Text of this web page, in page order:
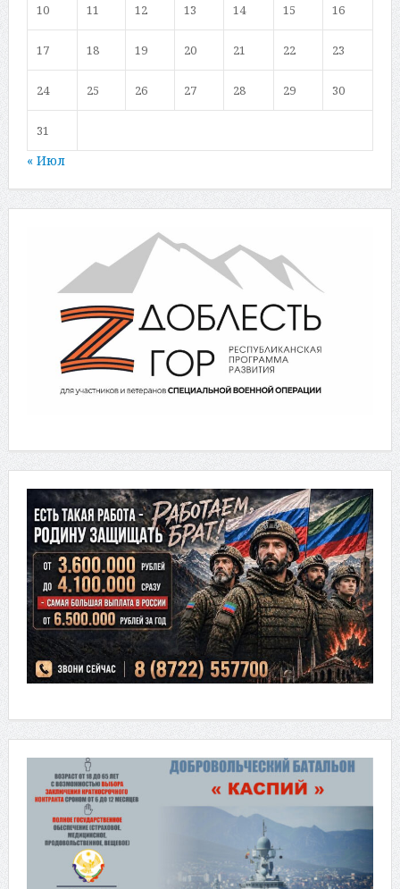
10 11 12 13 14 15 16
17 18 19 20 21 22 23
24 25 26 27 28 29 30
31
« Июл